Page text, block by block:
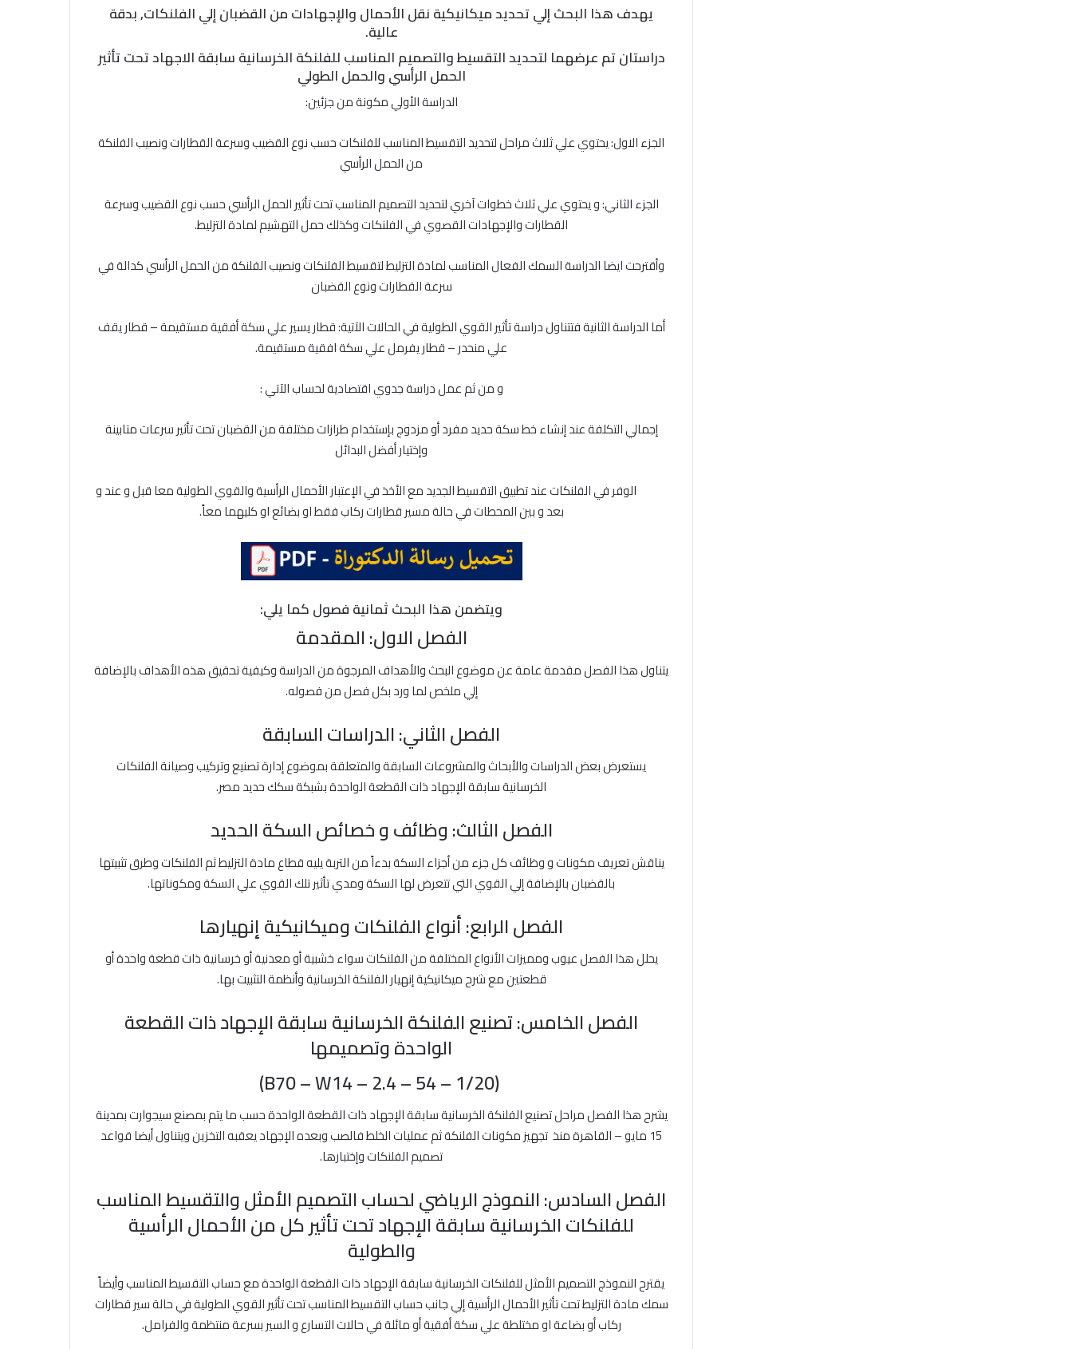
يهدف هذا البحث إلي تحديد ميكانيكية نقل الأحمال والإجهادات من القضبان إلي الفلنكات, بدقة
عالية.
دراستان تم عرضهما لتحديد التقسيط والتصميم المناسب للفلنكة الخرسانية سابقة الاجهاد تحت تأثير
الحمل الرأسي والحمل الطولي
الدراسة الأولي مكونة من جزئين:
الجزء الاول: يحتوي علي ثلاث مراحل لتحديد التقسيط المناسب للفلنكات حسب نوع القضيب وسرعة القطارات ونصيب الفلنكة
من الحمل الرأسي
الجزء الثاني: و يحتوي علي ثلاث خطوات آخري لتحديد التصميم المناسب تحت تأثير الحمل الرأسي حسب نوع القضيب وسرعة
القطارات والإجهادات القصوي في الفلنكات وكذلك حمل التهشيم لمادة التزليط.
وأقترحت ايضا الدراسة السمك الفعال المناسب لمادة التزليط لتقسيط الفلنكات ونصيب الفلنكة من الحمل الرأسي كدالة في
سرعة القطارات ونوع القضبان
أما الدراسة الثانية فتتناول دراسة تأثير القوي الطولية في الحالات الآتية: قطار يسير علي سكة أفقية مستقيمة – قطار يقف
علي منحدر – قطار يفرمل علي سكة افقية مستقيمة.
و من ثم عمل دراسة جدوي اقتصادية لحساب الآتي :
إجمالي التكلفة عند إنشاء خط سكة حديد مفرد أو مزدوج بإستخدام طرازات مختلفة من القضبان تحت تأثير سرعات متابينة
وإختيار أفضل البدائل
الوفر في الفلنكات عند تطبيق التقسيط الجديد مع الأخذ في الإعتبار الأحمال الرأسية والقوي الطولية معا قبل و عند و
بعد و بين المحطات في حالة مسير قطارات ركاب فقط او بضائع او كليهما معاً.
ويتضمن هذا البحث ثمانية فصول كما يلي:
الفصل الاول: المقدمة
يتناول هذا الفصل مقدمة عامة عن موضوع البحث والأهداف المرجوة من الدراسة وكيفية تحقيق هذه الأهداف بالإضافة
إلي ملخص لما ورد بكل فصل من فصوله.
الفصل الثاني: الدراسات السابقة
يستعرض بعض الدراسات والأبحاث والمشروعات السابقة والمتعلقة بموضوع إدارة تصنيع وتركيب وصيانة الفلنكات
الخرسانية سابقة الإجهاد ذات القطعة الواحدة بشبكة سكك حديد مصر.
الفصل الثالث: وظائف و خصائص السكة الحديد
يناقش تعريف مكونات و وظائف كل جزء من أجزاء السكة بدءاً من التربة يليه قطاع مادة التزليط ثم الفلنكات وطرق تثبيتها
بالقضبان بالإضافة إلي القوي التي تتعرض لها السكة ومدي تأثير تلك القوي علي السكة ومكوناتها.
الفصل الرابع: أنواع الفلنكات وميكانيكية إنهيارها
يحلل هذا الفصل عيوب ومميزات الأنواع المختلفة من الفلنكات سواء خشبية أو معدنية أو خرسانية ذات قطعة واحدة أو
قطعتين مع شرح ميكانيكية إنهيار الفلنكة الخرسانية وأنظمة التثبيت بها.
الفصل الخامس: تصنيع الفلنكة الخرسانية سابقة الإجهاد ذات القطعة
الواحدةوتصميمها
(B70 – W14 – 2.4 – 54 – 1/20)
يشرح هذا الفصل مراحل تصنيع الفلنكة الخرسانية سابقة الإجهاد ذات القطعة الواحدة حسب ما يتم بمصنع سيجوارت بمدينة
15 مايو – القاهرة منذ تجهيز مكونات الفلنكة ثم عمليات الخلط فالصب وبعده الإجهاد يعقبه التخزين ويتناول أيضا قواعد
تصميم الفلنكات وإختبارها.
الفصل السادس:النموذج الرياضي لحساب التصميم الأمثل والتقسيط المناسب
للفلنكاتالخرسانية سابقة الإجهاد تحت تأثير كل من الأحمال الرأسية
والطولية
يقترح النموذج التصميم الأمثل للفلنكات الخرسانية سابقة الإجهاد ذات القطعة الواحدة مع حساب التقسيط المناسب وأيضاً
سمك مادة التزليط تحت تأثير الأحمال الرأسية إلي جانب حساب التقسيط المناسب تحت تأثير القوي الطولية في حالة سير قطارات
ركاب أو بضاعة او مختلطة علي سكة أفقية أو مائلة في حالات التسارع و السير بسرعة منتظمة والفرامل.